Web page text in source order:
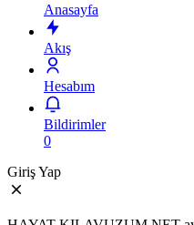
Anasayfa
Akış
Hesabım
Bildirimler
0
Giriş Yap